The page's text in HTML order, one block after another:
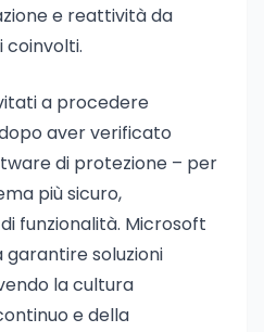
e reattività da
a procedere
aver verificato
di protezione – per
più sicuro,
funzionalità. Microsoft
garantire soluzioni
la cultura
e della